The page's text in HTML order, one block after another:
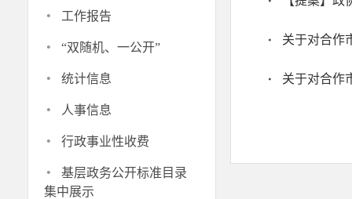
· 工作报告
· “双随机、一公开”
· 统计信息
· 人事信息
· 行政事业性收费
·
基层政务公开标准目录
集中展示
关于对合作
关于对合作